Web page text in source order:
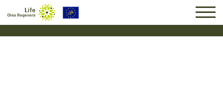
Solicitud #25745